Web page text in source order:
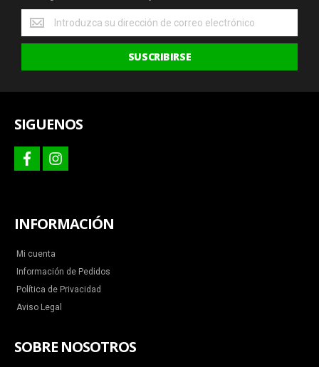
Obtenga
las
últimas
y
SUSCRIBIRSE
SIGUENOS
facebookinstagram
INFORMACIÓN
Mi cuenta
Información de Pedidos
Política de Privacidad
Aviso Legal
SOBRE NOSOTROS